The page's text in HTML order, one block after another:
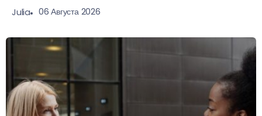
Julia 06 Августа 2026